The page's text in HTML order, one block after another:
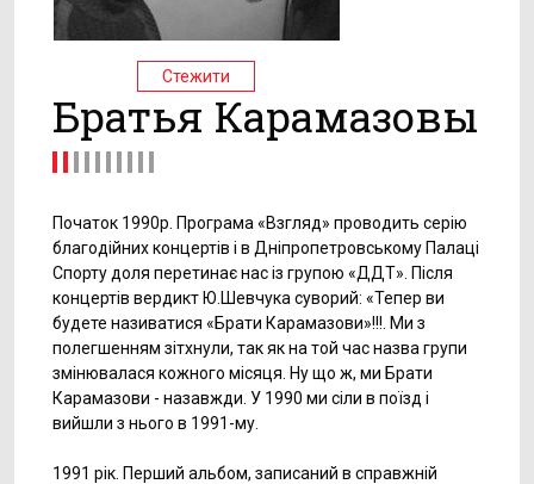
Стежити
Братья Карамазовы
Початок 1990р. Програма «Взгляд» проводить серію
благодійних концертів і в Дніпропетровському Палаці
Спорту доля перетинає нас із групою «ДДТ». Після
концертів вердикт Ю.Шевчука суворий: «Тепер ви
будете називатися «Брати Карамазови»!!!. Ми з
полегшенням зітхнули, так як на той час назва групи
змінювалася кожного місяця. Ну що ж, ми Брати
Карамазови - назавжди. У 1990 ми сіли в поїзд і
вийшли з нього в 1991-му.
1991 рік. Перший альбом, записаний в справжній